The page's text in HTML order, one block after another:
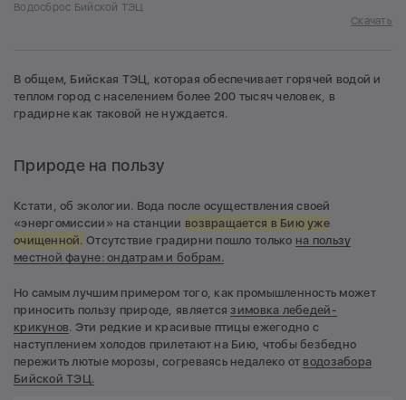
Водосброс Бийской ТЭЦ
Скачать
В общем, Бийская ТЭЦ, которая обеспечивает горячей водой и
теплом город с населением более 200 тысяч человек, в
градирне как таковой не нуждается.
Природе на пользу
Кстати, об экологии. Вода после осуществления своей
«энергомиссии» на станции возвращается в Бию уже
очищенной. Отсутствие градирни пошло только на пользу
местной фауне: ондатрам и бобрам.
Но самым лучшим примером того, как промышленность может
приносить пользу природе, являетсязимовка лебедей-
крикунов. Эти редкие и красивые птицы ежегодно с
наступлением холодов прилетают на Бию, чтобы безбедно
пережить лютые морозы, согреваясь недалеко от водозабора
Бийской ТЭЦ.